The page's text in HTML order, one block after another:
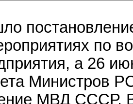
по
а 26
Министров
МВД СССР.